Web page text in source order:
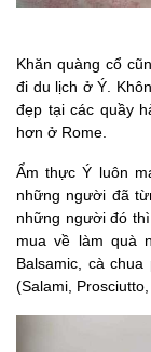
Khăn quàng cổ
đi du lịch ở Ý.
đẹp tại các quầy
hơn ở Rome.
Ẩm thực Ý luôn
những người đã
những người đó
mua về làm quà
Balsamic, cà
(Salami,